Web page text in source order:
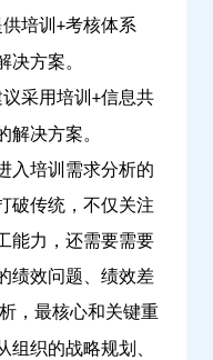
培训 +考核体系
决方案。
采用培训 +信息共
解决方案。
入培训需求分析的
破传统，不仅关注
能力，还需要需要
绩效问题、绩效差
，最核心和关键重
组织的战略规划、